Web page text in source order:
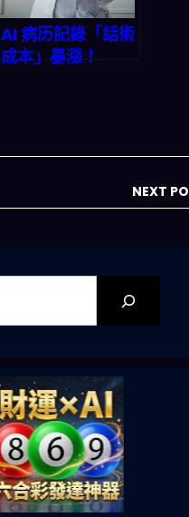
AI 病历記錄「話術
成本」暴漲！
NEXT